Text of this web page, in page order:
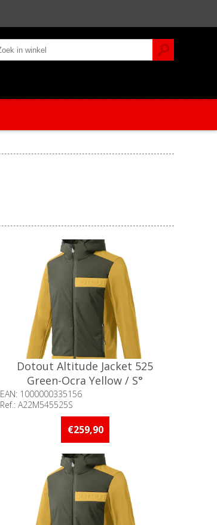
Dotout Altitude Jacket 525
Green-Ocra Yellow / S°
EAN: 1000000335156
Ref.: A22M545525S
Beschikbaarheid:: Minder dan 5 stuks
€259,90